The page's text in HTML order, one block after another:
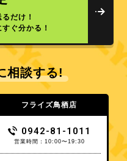
だけ！
ぐ分かる！
相談する!
フライズ鳥栖店
0942-81-1011
営業時間：10:00〜19:30